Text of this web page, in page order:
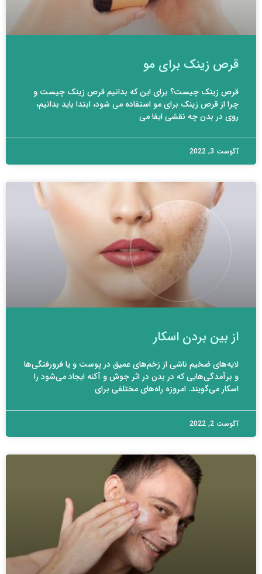
قرص زینک برای مو
قرص زینک چیست؟ برای این که بدانیم قرص زینک چیست و
چرا از قرص زینک برای مو استفاده می شود، ابتدا باید بدانیم،
روی در بدن چه نقشی ایفا می
آگوست 3, 2022
از بین بردن اسکار
لایه‌های ضخیم ناشی از زخم‌های عمیق در پوست و یا فرورفتگی‌ها
و برآمدگی‌هایی که در بدن در اثر جوش و آکنه ایجاد می‌شود را
اسکار می‌گویند. امروزه راه‌های مختلفی برای
آگوست 2, 2022